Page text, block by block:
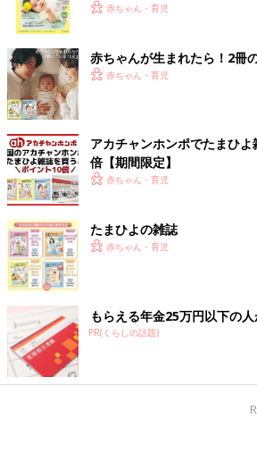
く！ おっぱい・ミルクの基
赤ちゃん・育児
赤ちゃんが生まれたら！2冊
赤ちゃん・育児
アカチャンホンポでたまひ
倍【期間限定】
赤ちゃん・育児
たまひよの雑誌
赤ちゃん・育児
もらえる年金25万円以下の
PR(くらしの話題)